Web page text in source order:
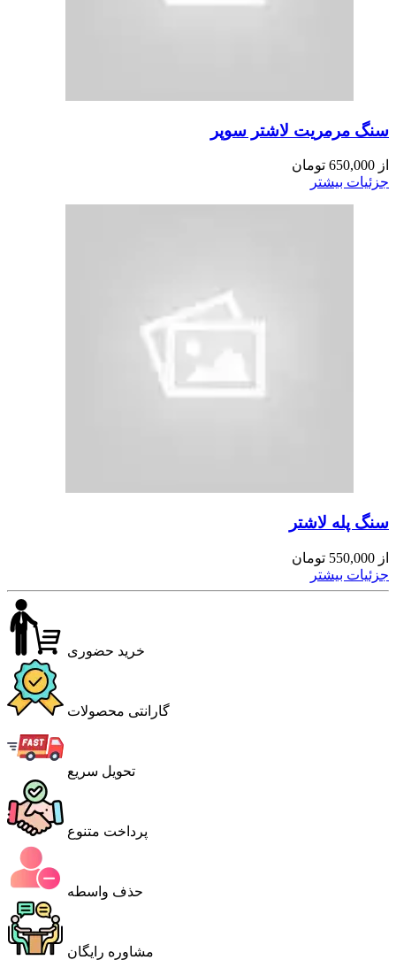
سنگ مرمریت لاشتر سوپر
از 650,000 تومان
جزئیات بیشتر
سنگ پله لاشتر
از 550,000 تومان
جزئیات بیشتر
خرید حضوری
گارانتی محصولات
تحویل سریع
پرداخت متنوع
حذف واسطه
مشاوره رایگان